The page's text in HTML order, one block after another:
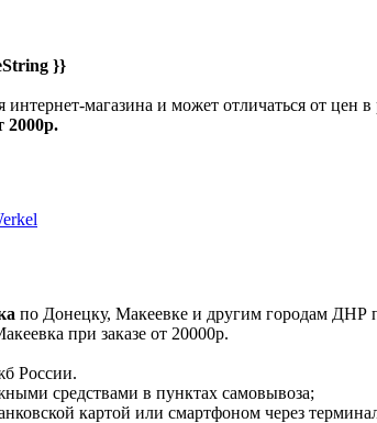
}}
интернет-магазина и может отличаться от цен
2000р.
по Донецку, Макеевке и другим городам ДНР
при заказе от 20000р.
России.
средствами в пунктах самовывоза;
картой или смартфоном через